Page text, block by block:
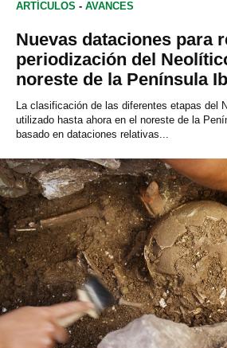
ARTÍCULOS - AVANCES
Nuevas dataciones para
periodización del
noreste de la Península
La clasificación de las diferentes etapas del
utilizado hasta ahora en el noreste de la
basado en dataciones relativas...